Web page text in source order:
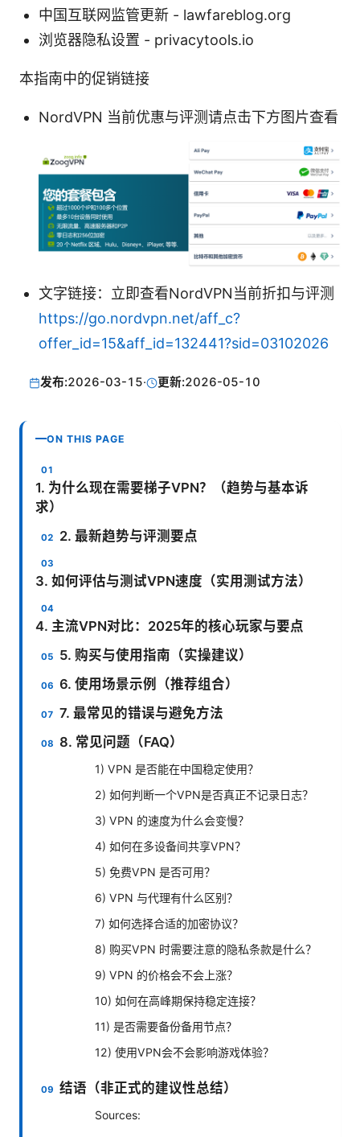
中国互联网监管更新 - lawfareblog.org
浏览器隐私设置 - privacytools.io
本指南中的促销链接
NordVPN 当前优惠与评测请点击下方图片查看
文字链接：立即查看NordVPN当前折扣与评测
https://go.nordvpn.net/aff_c?
offer_id=15&aff_id=132441?sid=03102026
发布:2026-03-15· 更新:2026-05-10
ON THIS PAGE
1. 为什么现在需要梯子VPN？（趋势与基本诉
求）
2. 最新趋势与评测要点
3. 如何评估与测试VPN速度（实用测试方法）
4. 主流VPN对比：2025年的核心玩家与要点
5. 购买与使用指南（实操建议）
6. 使用场景示例（推荐组合）
7. 最常见的错误与避免方法
8. 常见问题（FAQ）
1) VPN 是否能在中国稳定使用？
2) 如何判断一个VPN是否真正不记录日志？
3) VPN 的速度为什么会变慢？
4) 如何在多设备间共享VPN？
5) 免费VPN 是否可用？
6) VPN 与代理有什么区别？
7) 如何选择合适的加密协议？
8) 购买VPN 时需要注意的隐私条款是什么？
9) VPN 的价格会不会上涨？
10) 如何在高峰期保持稳定连接？
11) 是否需要备份备用节点？
12) 使用VPN会不会影响游戏体验？
结语（非正式的建议性总结）
Sources: